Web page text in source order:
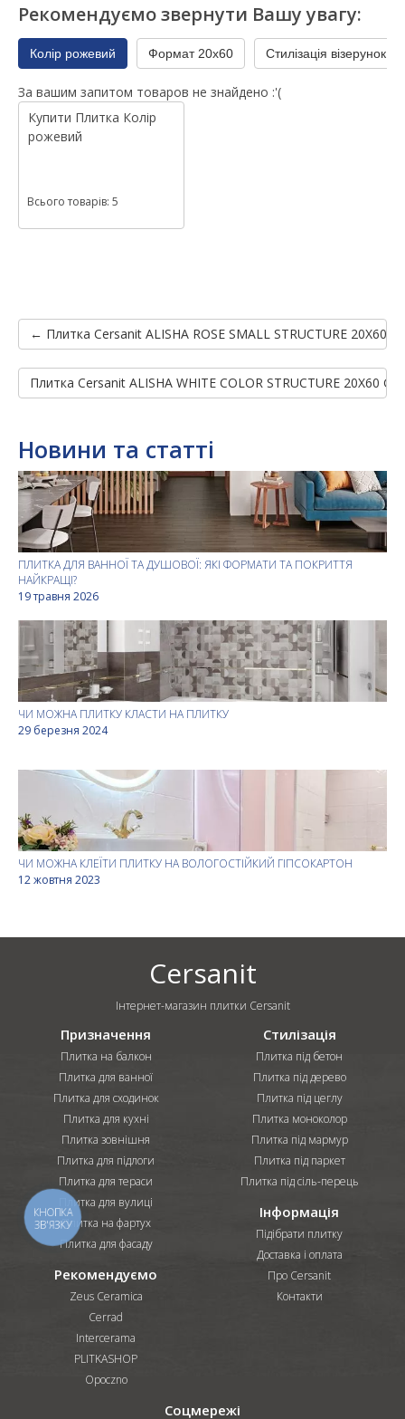
Рекомендуємо звернути Вашу увагу:
Колір рожевий Формат 20x60 Стилізація візерунок
За вашим запитом товаров не знайдено :'(
Купити Плитка Колір
рожевий
Всього товарів: 5
← Плитка Cersanit ALISHA ROSE SMALL STRUCTURE 20X60
Плитка Cersanit ALISHA WHITE COLOR STRUCTURE 20X60
Новини та статті
ПЛИТКА ДЛЯ ВАННОЇ ТА ДУШОВОЇ: ЯКІ ФОРМАТИ ТА ПОКРИТТЯ
НАЙКРАЩІ?
19 травня 2026
ЧИ МОЖНА ПЛИТКУ КЛАСТИ НА ПЛИТКУ
29 березня 2024
ЧИ МОЖНА КЛЕЇТИ ПЛИТКУ НА ВОЛОГОСТІЙКИЙ ГІПСОКАРТОН
12 жовтня 2023
Cersanit
Інтернет-магазин плитки Cersanit
Призначення
Плитка на балкон
Плитка для ванної
Плитка для сходинок
Плитка для кухні
Плитка зовнішня
Плитка для підлоги
Плитка для тераси
Плитка для вулиці
Плитка на фартух
Плитка для фасаду
Стилізація
Плитка під бетон
Плитка під дерево
Плитка під цеглу
Плитка моноколор
Плитка під мармур
Плитка під паркет
Плитка під сіль-перець
Інформація
Підібрати плитку
Доставка і оплата
Про Cersanit
Контакти
Рекомендуємо
Zeus Ceramica
Cerrad
Intercerama
PLITKASHOP
Opoczno
Соцмережі
КНОПКА
ЗВ'ЯЗКУ